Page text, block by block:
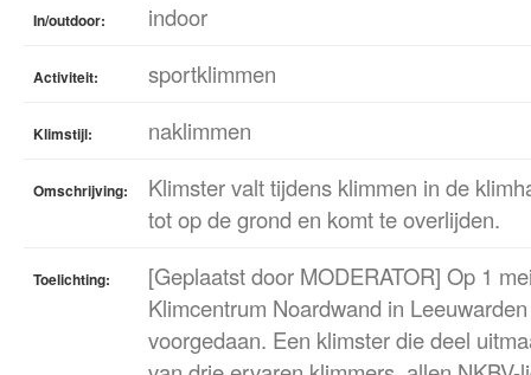
In/outdoor: indoor
Activiteit: sportklimmen
Klimstijl: naklimmen
Omschrijving:
Klimster valt tijdens klimmen in de
tot op de grond en komt te overlijden.
Toelichting:
[Geplaatst door MODERATOR] Op 1
Klimcentrum Noardwand in
voorgedaan. Een klimster die deel